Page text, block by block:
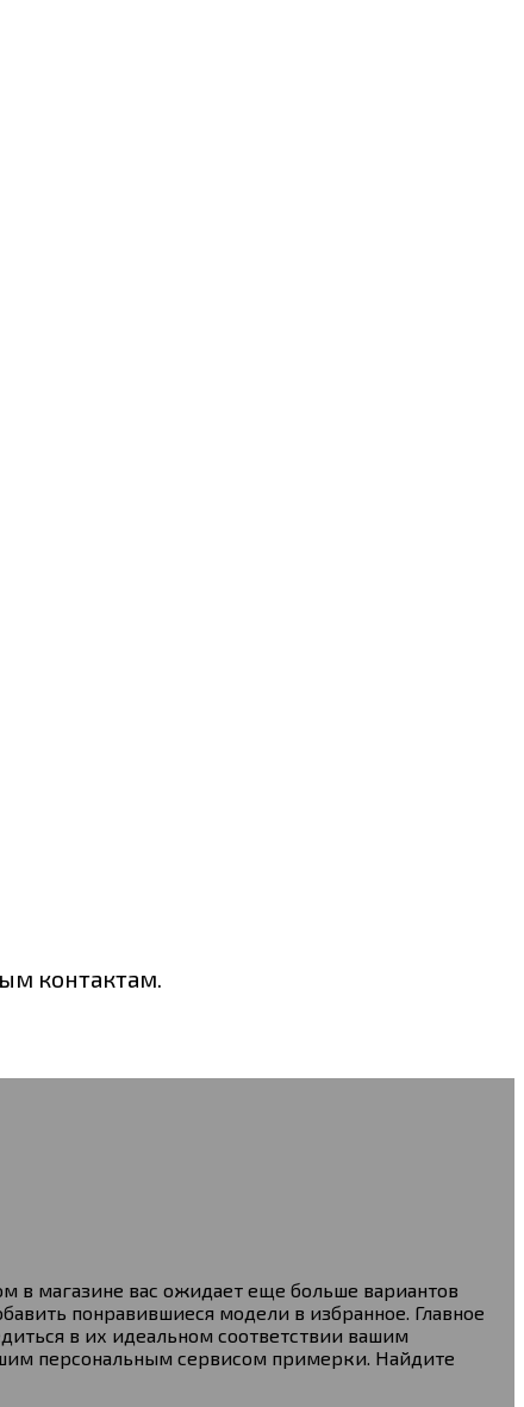
контактам.
в магазине вас ожидает еще больше вариантов
понравившиеся модели в избранное. Главное
в их идеальном соответствии вашим
персональным сервисом примерки. Найдите